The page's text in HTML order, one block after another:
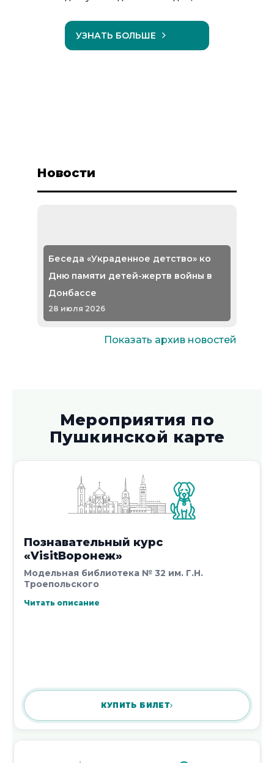
УЗНАТЬ БОЛЬШЕ
Новости
Беседа «Украденное детство» ко
Дню памяти детей-жертв войны в
Донбассе
28 июля 2026
сказок»
27 июля 2026
Историко-патриотический час
«Морская слава России»
27 июля 2026
прерванное детство»
27 июля 2026
Показать архив новостей
Мероприятия по
Пушкинской карте
Познавательный курс
«VisitВоронеж»
Модельная библиотека № 32 им. Г.Н.
Троепольского
Читать описание
КУПИТЬ БИЛЕТ